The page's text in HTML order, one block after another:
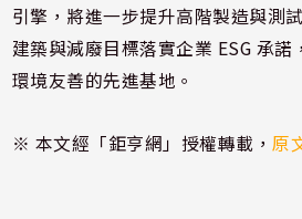
引擎，將進一步提升高階製造與測
建築與減廢目標落實企業 ESG 承
環境友善的先進基地。
※ 本文經「鉅亨網」授權轉載，原